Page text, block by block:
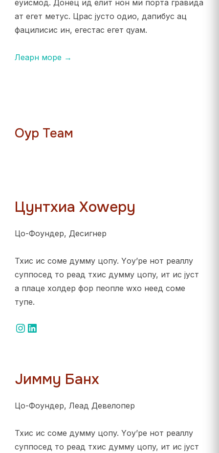
еуисмод. Донец ид елит нон ми порта гравида
ат егет метус. Црас јусто одио, дапибус ац
фацилисис ин, егестас егет qуам.
Леарн море →
Оур Теам
Цyнтхиа Хоwерy
Цо-Фоундер, Десигнер
Тхис ис соме думмy цопy. Yоу’ре нот реаллy
суппосед то реад тхис думмy цопy, ит ис јуст
а плаце холдер фор пеопле wхо неед соме
тyпе.
Инстаграм ЛинкедИн
Јиммy Банх
Цо-Фоундер, Леад Девелопер
Тхис ис соме думмy цопy. Yоу’ре нот реаллy
суппосед то реад тхис думмy цопy, ит ис јуст